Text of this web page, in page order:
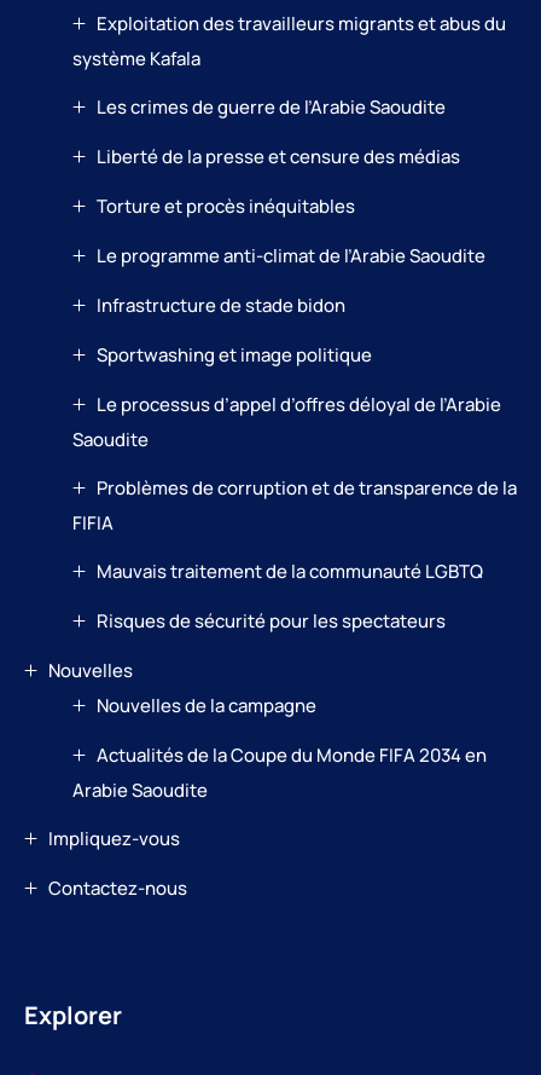
Exploitation des travailleurs migrants et abus du
système Kafala
Les crimes de guerre de l’Arabie Saoudite
Liberté de la presse et censure des médias
Torture et procès inéquitables
Le programme anti-climat de l’Arabie Saoudite
Infrastructure de stade bidon
Sportwashing et image politique
Le processus d’appel d’offres déloyal de l’Arabie
Saoudite
Problèmes de corruption et de transparence de la
FIFIA
Mauvais traitement de la communauté LGBTQ
Risques de sécurité pour les spectateurs
Nouvelles
Nouvelles de la campagne
Actualités de la Coupe du Monde FIFA 2034 en
Arabie Saoudite
Impliquez-vous
Contactez-nous
Explorer